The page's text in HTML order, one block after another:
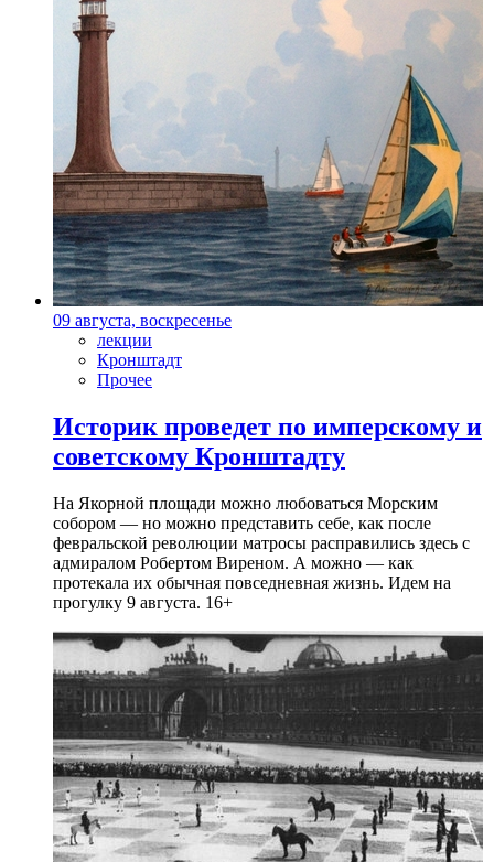
09 августа, воскресенье
лекции
Кронштадт
Прочее
Историк проведет по имперскому и
советскому Кронштадту
На Якорной площади можно любоваться Морским
собором — но можно представить себе, как после
февральской революции матросы расправились здесь с
адмиралом Робертом Виреном. А можно — как
протекала их обычная повседневная жизнь. Идем на
прогулку 9 августа. 16+